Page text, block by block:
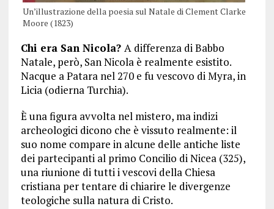
Un’illustrazione della poesia sul Natale di Clement Clarke
Moore (1823)
Chi era San Nicola? A differenza di Babbo
Natale, però, San Nicola è realmente esistito.
Nacque a Patara nel 270 e fu vescovo di Myra, in
Licia (odierna Turchia).
È una figura avvolta nel mistero, ma indizi
archeologici dicono che è vissuto realmente: il
suo nome compare in alcune delle antiche liste
dei partecipanti al primo Concilio di Nicea (325),
una riunione di tutti i vescovi della Chiesa
cristiana per tentare di chiarire le divergenze
teologiche sulla natura di Cristo.